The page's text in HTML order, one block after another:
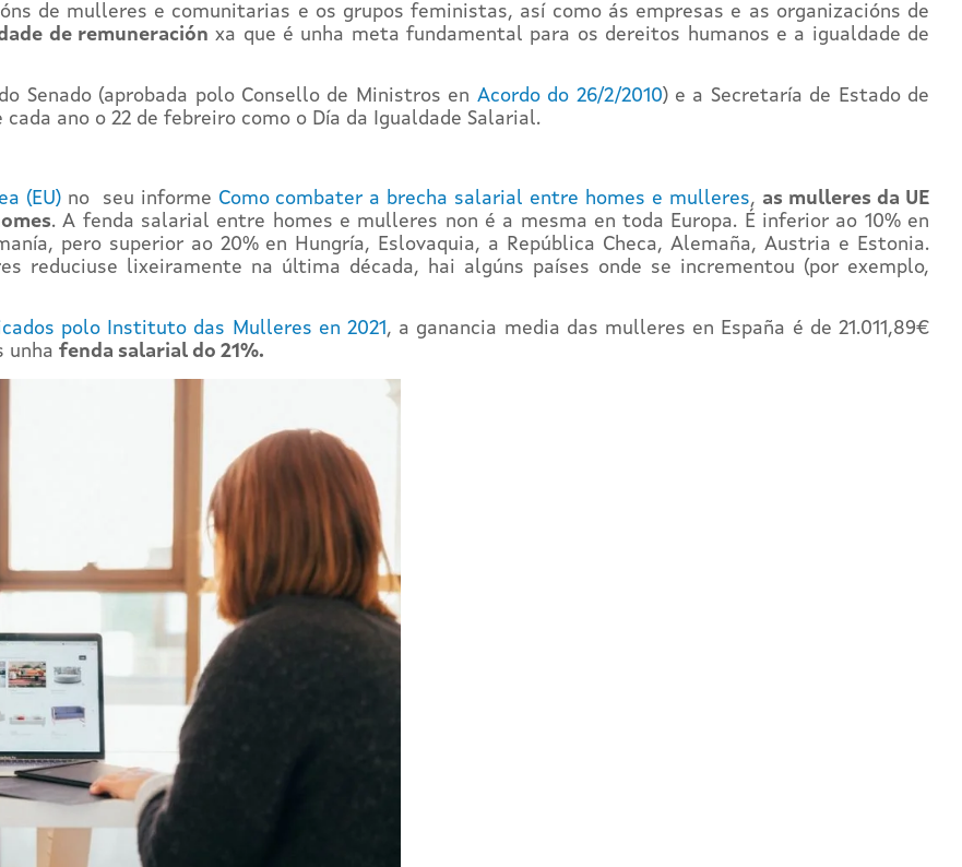
de mulleres e comunitarias e os grupos feministas, así como ás empresas e as organizacións de
de remuneración xa que é unha meta fundamental para os dereitos humanos e a igualdade de
Senado (aprobada polo Consello de Ministros en Acordo do 26/2/2010) e a Secretaría de Estado de
ano o 22 de febreiro como o Día da Igualdade Salarial.
(EU)no seu informe Como combater a brecha salarial entre homes e mulleres, as mulleres da UE
. A fenda salarial entre homes e mulleres non é a mesma en toda Europa. É inferior ao 10% en
pero superior ao 20% en Hungría, Eslovaquia, a República Checa, Alemaña, Austria e Estonia.
reduciuse lixeiramente na última década, hai algúns países onde se incrementou (por exemplo,
polo Instituto das Mulleres en 2021 , a ganancia media das mulleres en España é de 21.011,89€
unha fenda salarial do 21%.